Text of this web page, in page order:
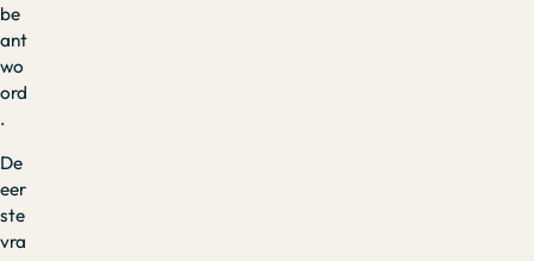
be
ant
wo
ord
.
De
eer
ste
vra